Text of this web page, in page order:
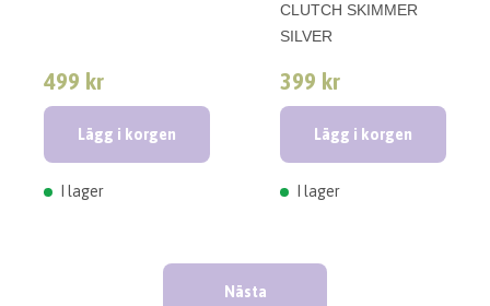
499 kr
Lägg i korgen
I lager
CLUTCH SKIMMER
SILVER
399 kr
Lägg i korgen
I lager
Nästa